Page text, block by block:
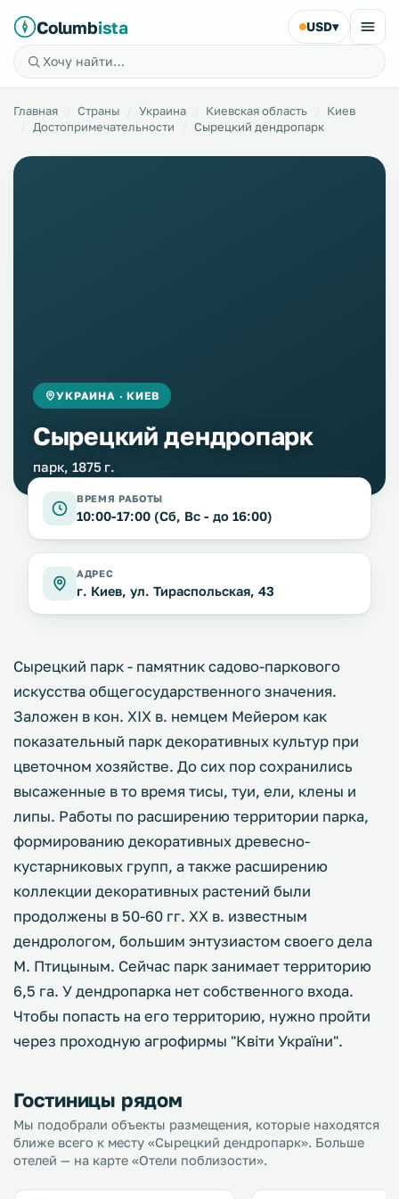
Columbista USD▾
Главная Страны Украина Киевская область
Киев
Достопримечательности
Сырецкий дендропарк
УКРАИНА · КИЕВ
Сырецкий дендропарк
парк, 1875 г.
ВРЕМЯ РАБОТЫ
10:00-17:00 (Сб, Вс - до 16:00)
АДРЕС
г. Киев, ул. Тираспольская, 43
Сырецкий парк - памятник садово-паркового
искусства общегосударственного значения.
Заложен в кон. XIX в. немцем Мейером как
показательный парк декоративных культур при
цветочном хозяйстве. До сих пор сохранились
высаженные в то время тисы, туи, ели, клены и
липы. Работы по расширению территории парка,
формированию декоративных древесно-
кустарниковых групп, а также расширению
коллекции декоративных растений были
продолжены в 50-60 гг. XX в. известным
дендрологом, большим энтузиастом своего дела
М. Птицыным. Сейчас парк занимает территорию
6,5 га. У дендропарка нет собственного входа.
Чтобы попасть на его территорию, нужно пройти
через проходную агрофирмы "Квіти України".
Гостиницы рядом
Мы подобрали объекты размещения, которые находятся
ближе всего к месту «Сырецкий дендропарк». Больше
отелей — на карте «Отели поблизости».